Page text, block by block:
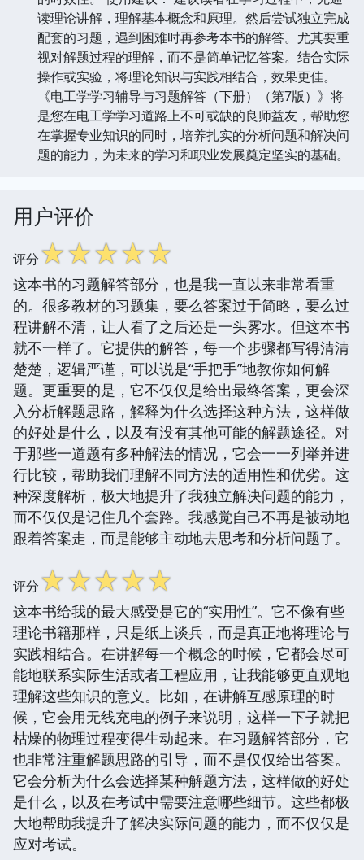
读理论讲解，理解基本概念和原理。然后尝试独立完成
配套的习题，遇到困难时再参考本书的解答。尤其要重
视对解题过程的理解，而不是简单记忆答案。结合实际
操作或实验，将理论知识与实践相结合，效果更佳。
《电工学学习辅导与习题解答（下册）（第7版）》将
是您在电工学学习道路上不可或缺的良师益友，帮助您
在掌握专业知识的同时，培养扎实的分析问题和解决问
题的能力，为未来的学习和职业发展奠定坚实的基础。
用户评价
评分☆☆☆☆☆
这本书的习题解答部分，也是我一直以来非常看重
的。很多教材的习题集，要么答案过于简略，要么过
程讲解不清，让人看了之后还是一头雾水。但这本书
就不一样了。它提供的解答，每一个步骤都写得清清
楚楚，逻辑严谨，可以说是“手把手”地教你如何解
题。更重要的是，它不仅仅是给出最终答案，更会深
入分析解题思路，解释为什么选择这种方法，这样做
的好处是什么，以及有没有其他可能的解题途径。对
于那些一道题有多种解法的情况，它会一一列举并进
行比较，帮助我们理解不同方法的适用性和优劣。这
种深度解析，极大地提升了我独立解决问题的能力，
而不仅仅是记住几个套路。我感觉自己不再是被动地
跟着答案走，而是能够主动地去思考和分析问题了。
评分☆☆☆☆☆
这本书给我的最大感受是它的“实用性”。它不像有些
理论书籍那样，只是纸上谈兵，而是真正地将理论与
实践相结合。在讲解每一个概念的时候，它都会尽可
能地联系实际生活或者工程应用，让我能够更直观地
理解这些知识的意义。比如，在讲解互感原理的时
候，它会用无线充电的例子来说明，这样一下子就把
枯燥的物理过程变得生动起来。在习题解答部分，它
也非常注重解题思路的引导，而不是仅仅给出答案。
它会分析为什么会选择某种解题方法，这样做的好处
是什么，以及在考试中需要注意哪些细节。这些都极
大地帮助我提升了解决实际问题的能力，而不仅仅是
应对考试。